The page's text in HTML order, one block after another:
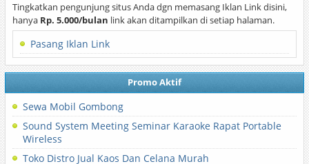
Tingkatkan pengunjung situs Anda dgn memasang Iklan Link disini,
hanya Rp. 5.000/bulan link akan ditampilkan di setiap halaman.
Pasang Iklan Link
Promo Aktif
Sewa Mobil Gombong
Sound System Meeting Seminar Karaoke Rapat Portable
Wireless
Toko Distro Jual Kaos Dan Celana Murah